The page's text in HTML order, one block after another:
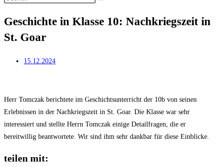
Geschichte in Klasse 10: Nachkriegszeit in
St. Goar
15.12.2024
Herr Tomczak berichtete im Geschichtsunterricht der 10b von seinen
Erlebnissen in der Nachkriegszeit in St. Goar. Die Klasse war sehr
interessiert und stellte Herrn Tomczak einige Detailfragen, die er
bereitwillig beantwortete. Wir sind ihm sehr dankbar für diese Einblicke.
teilen mit: